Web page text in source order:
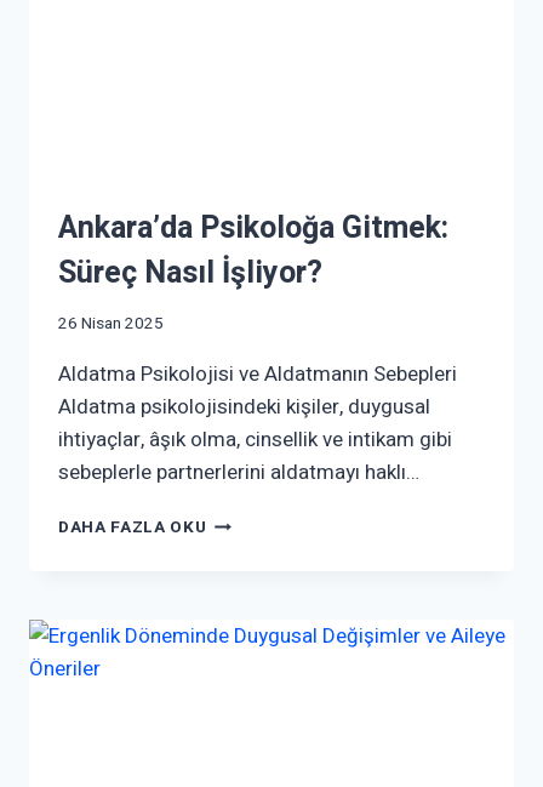
Ankara’da Psikoloğa Gitmek:
Süreç Nasıl İşliyor?
26 Nisan 2025
Aldatma Psikolojisi ve Aldatmanın Sebepleri
Aldatma psikolojisindeki kişiler, duygusal
ihtiyaçlar, âşık olma, cinsellik ve intikam gibi
sebeplerle partnerlerini aldatmayı haklı…
DAHA FAZLA OKU